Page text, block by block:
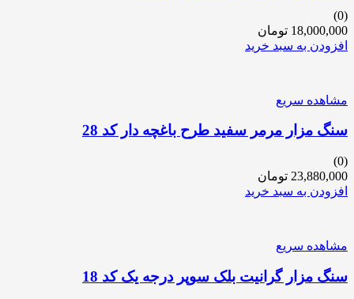
(0)
18,000,000 تومان
افزودن به سبد خرید
مشاهده سریع
سنگ مزار مرمر سفید طرح باغچه دار کد 28
(0)
23,880,000 تومان
افزودن به سبد خرید
مشاهده سریع
سنگ مزار گرانیت بلک سوپر درجه یک کد 18